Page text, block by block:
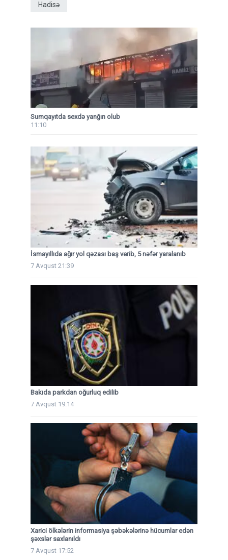
Hadisə
Sumqayıtda sexdə yanğın olub
11:10
İsmayıllıda ağır yol qəzası baş verib, 5 nəfər yaralanıb
7 Avqust 21:39
Bakıda parkdan oğurluq edilib
7 Avqust 19:14
Xarici ölkələrin informasiya şəbəkələrinə hücumlar edən
şəxslər saxlanıldı
7 Avqust 17:52